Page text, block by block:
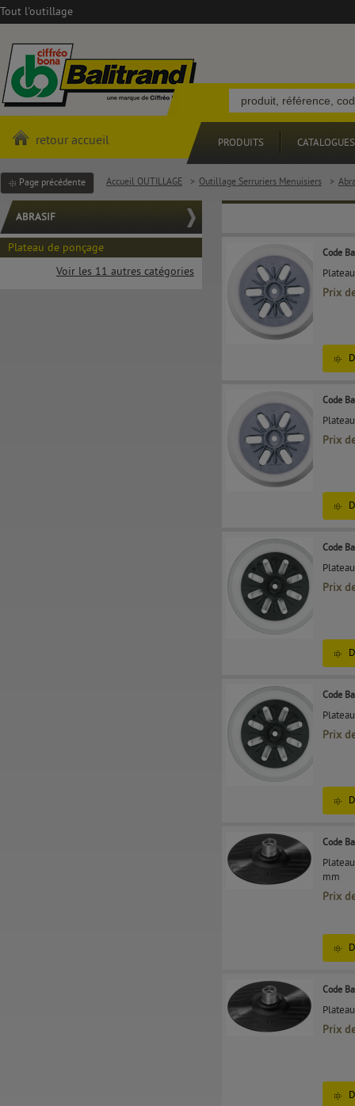
Tout l'outillage
retour accueil PRODUITS CATALOGUES
Page précédente Accueil OUTILLAGE > Outillage Serruriers Menuisiers >
ABRASIF
Plateau de ponçage
Voir les 11 autres catégories
Code
Prix
Code
Prix
Code
Prix
Code
Prix
Code
mm
Prix
Code
Prix